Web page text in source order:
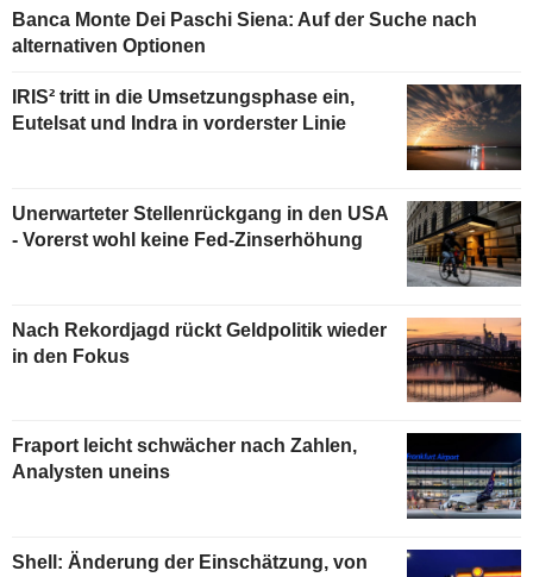
Banca Monte Dei Paschi Siena: Auf der Suche nach
alternativen Optionen
IRIS² tritt in die Umsetzungsphase ein,
Eutelsat und Indra in vorderster Linie
Unerwarteter Stellenrückgang in den USA
- Vorerst wohl keine Fed-Zinserhöhung
Nach Rekordjagd rückt Geldpolitik wieder
in den Fokus
Fraport leicht schwächer nach Zahlen,
Analysten uneins
Shell: Änderung der Einschätzung, von